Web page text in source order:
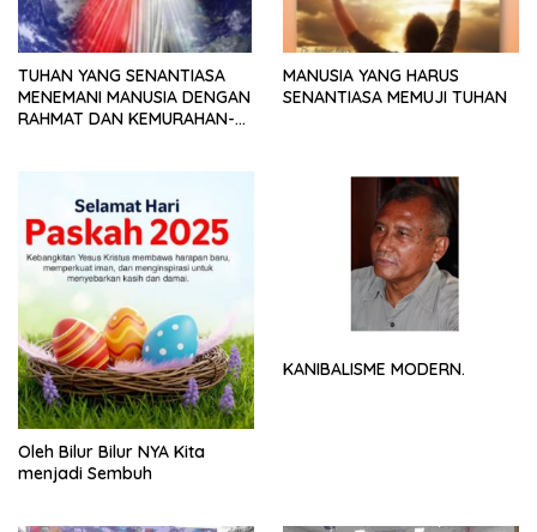
TUHAN YANG SENANTIASA
MENEMANI MANUSIA DENGAN
RAHMAT DAN KEMURAHAN-
MANUSIA YANG HARUS
SENANTIASA MEMUJI TUHAN
Oleh Bilur Bilur NYA Kita
menjadi Sembuh
KANIBALISME MODERN.